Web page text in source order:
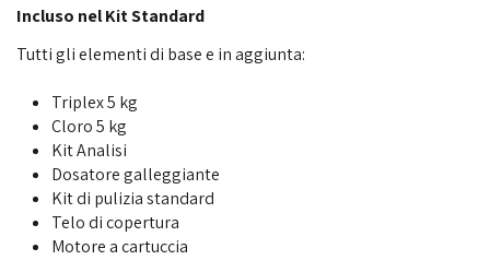
Incluso nel Kit Standard
Tutti gli elementi di base e in aggiunta:
Triplex 5 kg
Cloro 5 kg
Kit Analisi
Dosatore galleggiante
Kit di pulizia standard
Telo di copertura
Motore a cartuccia